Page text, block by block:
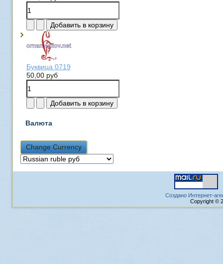
Буквица 0719
50,00 руб
Валюта
Создано Интернет-
Copyright ©